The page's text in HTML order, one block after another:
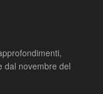
dal novembre del